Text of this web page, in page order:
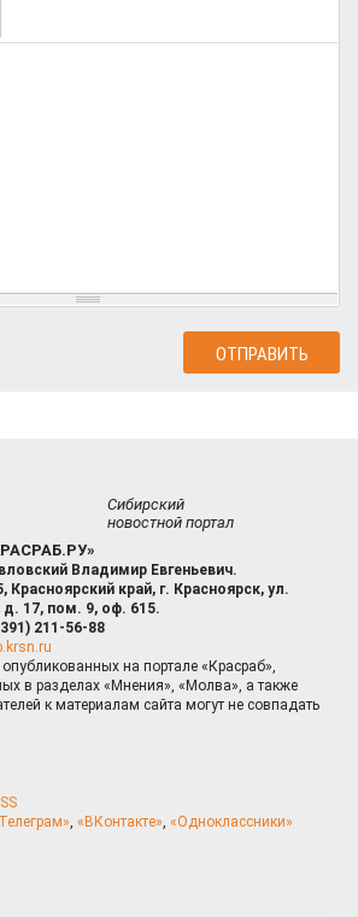
Сибирский
новостной портал
Владимир Евгеньевич.
Красноярский край, г. Красноярск, ул.
17, пом. 9, оф. 615.
211-56-88
на портале «Красраб»,
в разделах «Мнения», «Молва», а также
к материалам сайта могут не совпадать
, «ВКонтакте», «Одноклассники»